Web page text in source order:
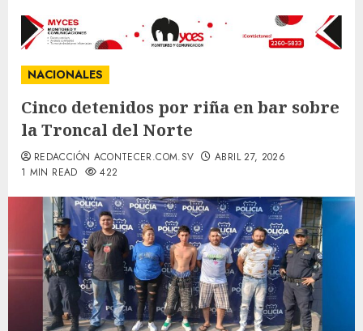
NACIONALES
Cinco detenidos por riña en bar sobre
la Troncal del Norte
REDACCIÓN ACONTECER.COM.SV
ABRIL 27, 2026
1 MIN READ
422